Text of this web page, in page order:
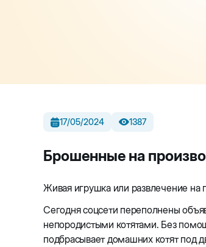
17/05/2024 1387
Брошенные на
Живая игрушка или развлечение на
Сегодня соцсети переполнены
непородистыми котятами. Без
подбрасывает домашних котят под